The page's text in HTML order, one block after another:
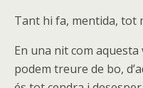
Tant hi fa, mentida, tot
En una nit com
podem treure de bo,